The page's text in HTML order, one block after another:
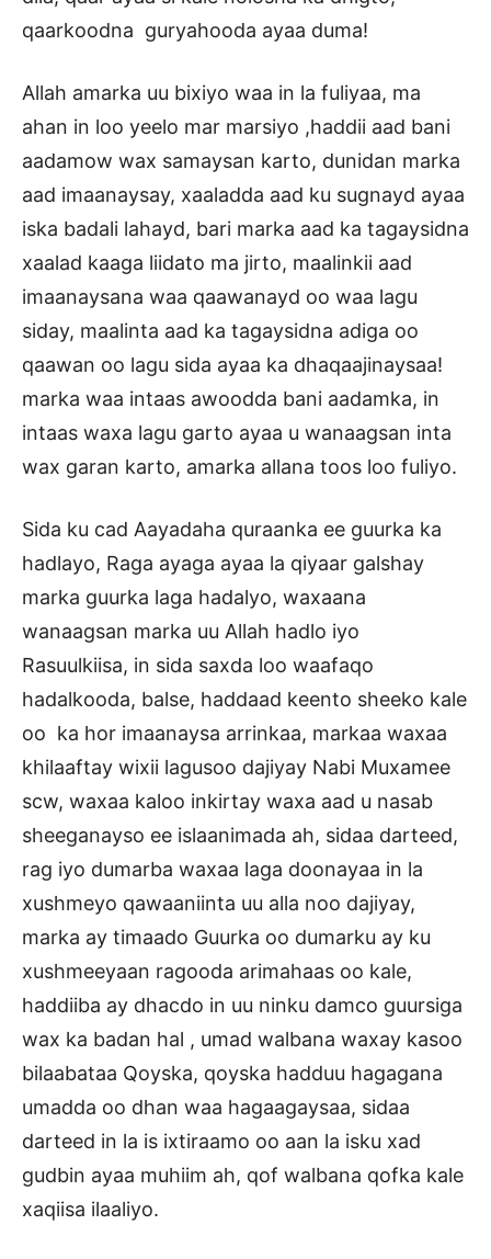
qaarkoodna guryahooda ayaa duma!
Allah amarka uu bixiyo waa in la fuliyaa, ma
ahan in loo yeelo mar marsiyo ,haddii aad bani
aadamow wax samaysan karto, dunidan marka
aad imaanaysay, xaaladda aad ku sugnayd ayaa
iska badali lahayd, bari marka aad ka tagaysidna
xaalad kaaga liidato ma jirto, maalinkii aad
imaanaysana waa qaawanayd oo waa lagu
siday, maalinta aad ka tagaysidna adiga oo
qaawan oo lagu sida ayaa ka dhaqaajinaysaa!
marka waa intaas awoodda bani aadamka, in
intaas waxa lagu garto ayaa u wanaagsan inta
wax garan karto, amarka allana toos loo fuliyo.
Sida ku cad Aayadaha quraanka ee guurka ka
hadlayo, Raga ayaga ayaa la qiyaar galshay
marka guurka laga hadalyo, waxaana
wanaagsan marka uu Allah hadlo iyo
Rasuulkiisa, in sida saxda loo waafaqo
hadalkooda, balse, haddaad keento sheeko kale
oo ka hor imaanaysa arrinkaa, markaa waxaa
khilaaftay wixii lagusoo dajiyay Nabi Muxamee
scw, waxaa kaloo inkirtay waxa aad u nasab
sheeganayso ee islaanimada ah, sidaa darteed,
rag iyo dumarba waxaa laga doonayaa in la
xushmeyo qawaaniinta uu alla noo dajiyay,
marka ay timaado Guurka oo dumarku ay ku
xushmeeyaan ragooda arimahaas oo kale,
haddiiba ay dhacdo in uu ninku damco guursiga
wax ka badan hal , umad walbana waxay kasoo
bilaabataa Qoyska, qoyska hadduu hagagana
umadda oo dhan waa hagaagaysaa, sidaa
darteed in la is ixtiraamo oo aan la isku xad
gudbin ayaa muhiim ah, qof walbana qofka kale
xaqiisa ilaaliyo.